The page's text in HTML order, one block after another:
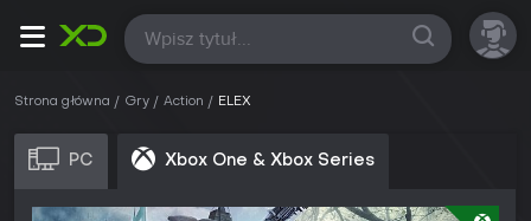
Wszystkie
Strona główna Gry Action ELEX
PC Xbox One & Xbox Series